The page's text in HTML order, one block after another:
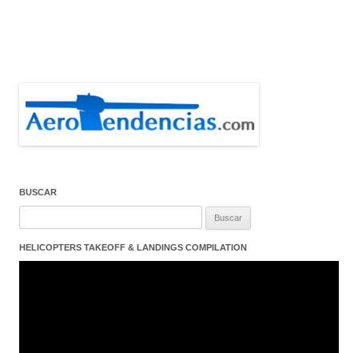
BUSCAR
HELICOPTERS TAKEOFF & LANDINGS COMPILATION